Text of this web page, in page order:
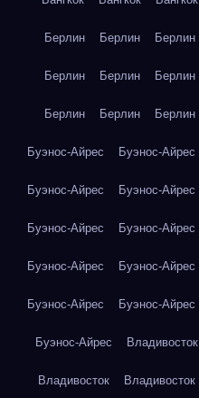
Берлин Берлин Берлин
Берлин Берлин Берлин
Берлин Берлин Берлин
Буэнос-Айрес Буэнос-Айрес
Буэнос-Айрес Буэнос-Айрес
Буэнос-Айрес Буэнос-Айрес
Буэнос-Айрес Буэнос-Айрес
Буэнос-Айрес Буэнос-Айрес
Буэнос-Айрес Владивосток
Владивосток Владивосток